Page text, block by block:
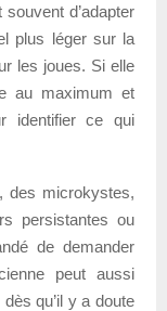
d’adapter
plus léger sur la
les joues. Si elle
au maximum et
identifier ce qui
des microkystes,
persistantes ou
de demander
peut aussi
qu’il y a doute